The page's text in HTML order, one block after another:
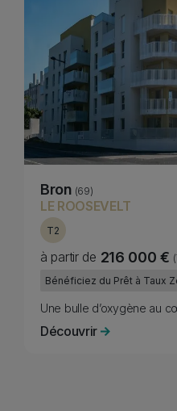
Bron (69)
LE ROOSEVELT
T2
à partir de 216 000 €
Fiscality
Bénéficiez du Prêt à Taux
Subtitle
Une bulle d’oxygène au
Découvrir